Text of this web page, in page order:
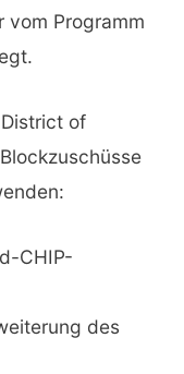
vom Programm
of
CHIP-
des